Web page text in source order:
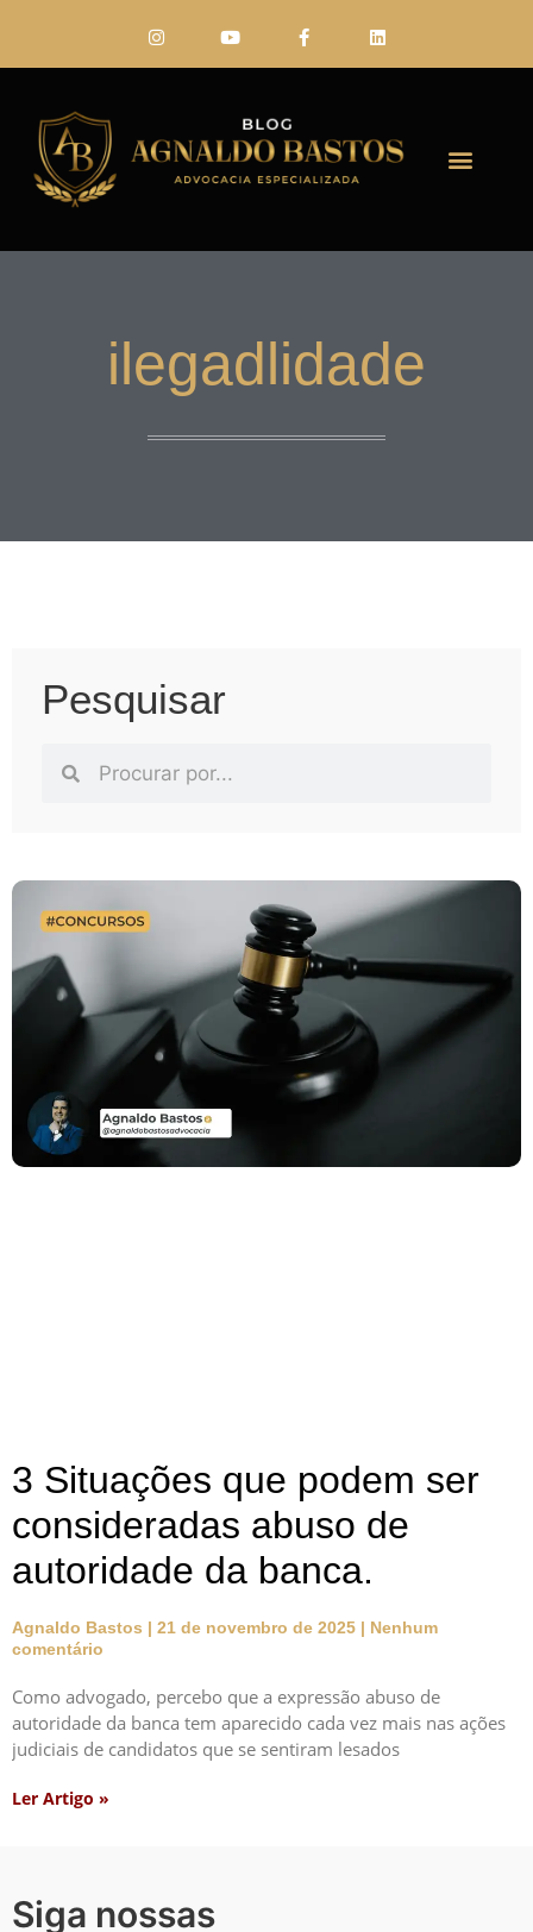
ilegadlidade
Pesquisar
3 Situações que podem ser
consideradas abuso de
autoridade da banca.
Agnaldo Bastos 21 de novembro de 2025
Nenhum
comentário
Como advogado, percebo que a expressão abuso de
autoridade da banca tem aparecido cada vez mais nas ações
judiciais de candidatos que se sentiram lesados
Ler Artigo »
Siga nossas